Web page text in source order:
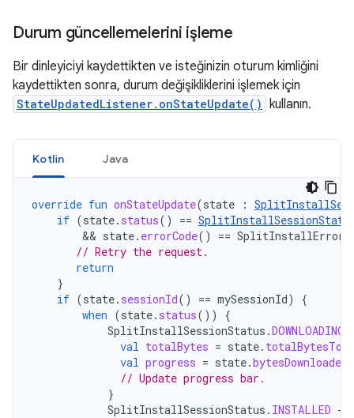
Durum güncellemelerini işleme
Bir dinleyiciyi kaydettikten ve isteğinizin oturum kimliğini
kaydettikten sonra, durum değişikliklerini işlemek için
StateUpdatedListener.onStateUpdate() kullanın.
Kotlin Java
override fun onStateUpdate(state :
if (state. status() ==
        &&
state. errorCode() ==
// Retry the request.
return
}
if (state. sessionId() == mySessionId)
{
when (state. status())
{
SplitInstallSessionStatus .DOWNLOADING
val totalBytes = state.
val progress = state.bytesDownloaded
// Update progress bar.
}
SplitInstallSessionStatus . INSTALLED ->